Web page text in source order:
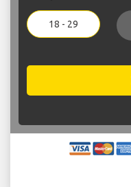
18 - 29